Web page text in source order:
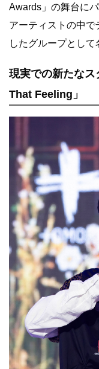
Awards」の舞台に
アーティストの中
したグループとして
現実での新たなス
That Feeling」